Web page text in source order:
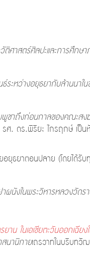
วัติศาสตร์ศิลปะและการศึ
หว่างอยุธยากับล้านนาใ
พูชาถึงก่อนกาลของคณะสง
ศ. ดร.พิริยะ ไกรฤกษ์ เป็
ยุธยาตอนปลาย (โดยได้
ผนังในพระวิหารหลวงวัด
ในเอเชียตะวันออกเฉียง
นานิกายเถรวาทในบริบทวั